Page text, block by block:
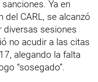
Ya en
del CARL, se alcanzó
diversas sesiones
no acudir a las citas
alegando la falta
“sosegado”.